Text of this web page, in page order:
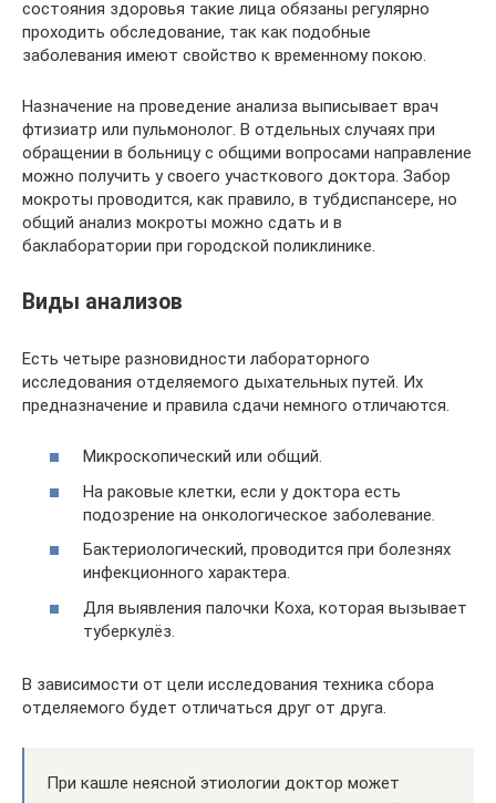
состояния здоровья такие лица обязаны регулярно
проходить обследование, так как подобные
заболевания имеют свойство к временному покою.
Назначение на проведение анализа выписывает врач
фтизиатр или пульмонолог. В отдельных случаях при
обращении в больницу с общими вопросами направление
можно получить у своего участкового доктора. Забор
мокроты проводится, как правило, в тубдиспансере, но
общий анализ мокроты можно сдать и в
баклаборатории при городской поликлинике.
Виды анализов
Есть четыре разновидности лабораторного
исследования отделяемого дыхательных путей. Их
предназначение и правила сдачи немного отличаются.
Микроскопический или общий.
На раковые клетки, если у доктора есть
подозрение на онкологическое заболевание.
Бактериологический, проводится при болезнях
инфекционного характера.
Для выявления палочки Коха, которая вызывает
туберкулёз.
В зависимости от цели исследования техника сбора
отделяемого будет отличаться друг от друга.
При кашле неясной этиологии доктор может